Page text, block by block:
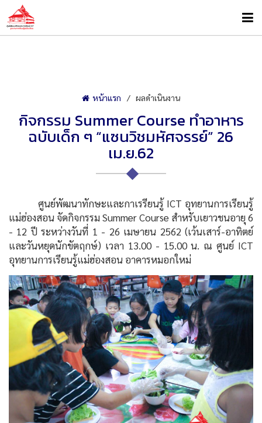
หน้าแรก ผลดำเนินงาน
กิจกรรม Summer Course ทำอาหาร
ฉบับเด็ก ๆ “แซนวิชมหัศจรรย์” 26
เม.ย.62
ศูนย์พัฒนาทักษะและกาเรรียนรู้ ICT อุทยานการเรียนรู้
แม่ฮ่องสอน จัดกิจกรรม Summer Course สำหรับเยาวชนอายุ 6
- 12 ปี ระหว่างวันที่ 1 - 26 เมษายน 2562 (เว้นเสาร์-อาทิตย์
และวันหยุดนักขัตฤกษ์) เวลา 13.00 - 15.00 น. ณ ศูนย์ ICT
อุทยานการเรียนรู้แม่ฮ่องสอน อาคารหมอกใหม่